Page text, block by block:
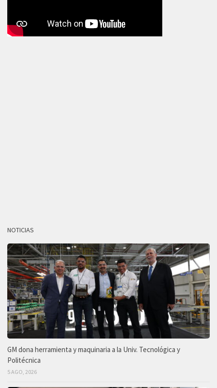
NOTICIAS
GM dona herramienta y maquinaria a la Univ. Tecnológica y
Politécnica
5 AGO, 2026